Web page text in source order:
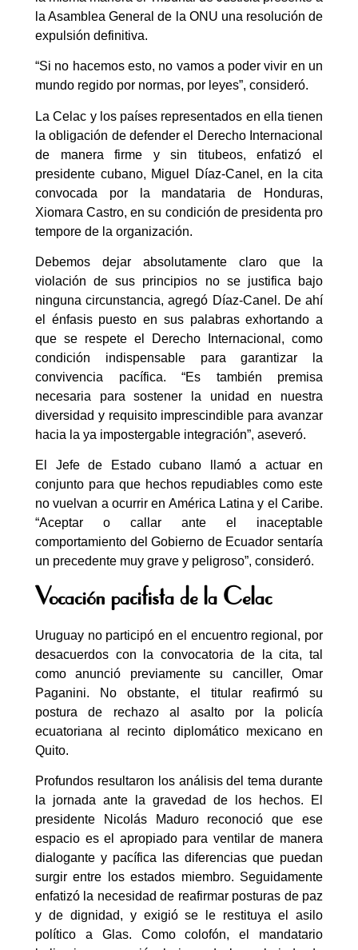
la Asamblea General de la ONU una resolución de
expulsión definitiva.
“Si no hacemos esto, no vamos a poder vivir en un
mundo regido por normas, por leyes”, consideró.
La Celac y los países representados en ella tienen
la obligación de defender el Derecho Internacional
de manera firme y sin titubeos, enfatizó el
presidente cubano, Miguel Díaz-Canel, en la cita
convocada por la mandataria de Honduras,
Xiomara Castro, en su condición de presidenta pro
tempore de la organización.
Debemos dejar absolutamente claro que la
violación de sus principios no se justifica bajo
ninguna circunstancia, agregó Díaz-Canel. De ahí
el énfasis puesto en sus palabras exhortando a
que se respete el Derecho Internacional, como
condición indispensable para garantizar la
convivencia pacífica. “Es también premisa
necesaria para sostener la unidad en nuestra
diversidad y requisito imprescindible para avanzar
hacia la ya impostergable integración”, aseveró.
El Jefe de Estado cubano llamó a actuar en
conjunto para que hechos repudiables como este
no vuelvan a ocurrir en América Latina y el Caribe.
“Aceptar o callar ante el inaceptable
comportamiento del Gobierno de Ecuador sentaría
un precedente muy grave y peligroso”, consideró.
Vocación pacifista de la Celac
Uruguay no participó en el encuentro regional, por
desacuerdos con la convocatoria de la cita, tal
como anunció previamente su canciller, Omar
Paganini. No obstante, el titular reafirmó su
postura de rechazo al asalto por la policía
ecuatoriana al recinto diplomático mexicano en
Quito.
Profundos resultaron los análisis del tema durante
la jornada ante la gravedad de los hechos. El
presidente Nicolás Maduro reconoció que ese
espacio es el apropiado para ventilar de manera
dialogante y pacífica las diferencias que puedan
surgir entre los estados miembro. Seguidamente
enfatizó la necesidad de reafirmar posturas de paz
y de dignidad, y exigió se le restituya el asilo
político a Glas. Como colofón, el mandatario